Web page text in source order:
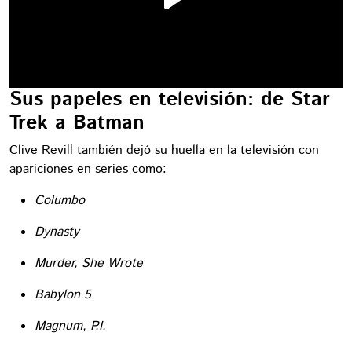
Sus papeles en televisión: de Star
Trek a Batman
Clive Revill también dejó su huella en la televisión con
apariciones en series como:
Columbo
Dynasty
Murder, She Wrote
Babylon 5
Magnum, P.I.